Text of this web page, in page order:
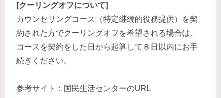
[クーリングオフについて]
カウンセリングコース（特定継続的役務提供）を契
約された方でクーリングオフを希望される場合は、
コースを契約をした日から起算して８日以内にお手
続きください。
参考サイト：国民生活センターのURL